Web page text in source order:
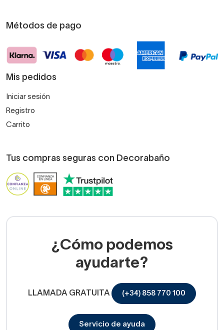
Métodos de pago
Mis pedidos
Iniciar sesión
Registro
Carrito
Tus compras seguras con Decorabaño
¿Cómo podemos
ayudarte?
LLAMADA GRATUITA (+34) 858 770 100
Servicio de ayuda